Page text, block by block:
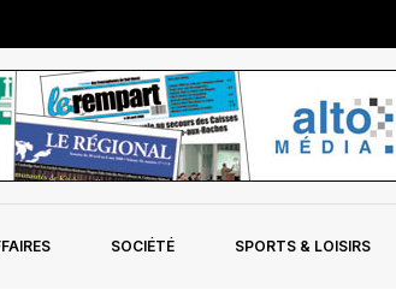
SOCIÉTÉ SPORTS & LOISIRS